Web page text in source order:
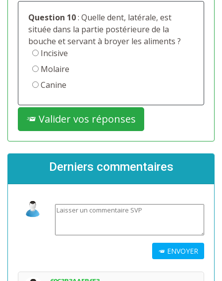
Question 10: Quelle dent, latérale, est
située dans la partie postérieure de la
bouche et servant à broyer les aliments ?
Incisive
Molaire
Canine
Valider vos réponses
Derniers commentaires
ENVOYER